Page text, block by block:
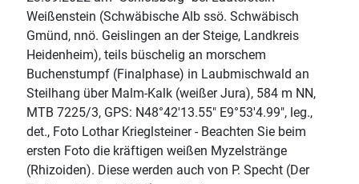
Weißenstein (Schwäbische Alb ssö. Schwäbisch
Gmünd, nnö. Geislingen an der Steige, Landkreis
Heidenheim), teils büschelig an morschem
Buchenstumpf (Finalphase) in Laubmischwald an
Steilhang über Malm-Kalk (weißer Jura), 584 m NN,
MTB 7225/3, GPS: N48°42'13.55" E9°53'4.99", leg.,
det., Foto Lothar Krieglsteiner - Beachten Sie beim
ersten Foto die kräftigen weißen Myzelstränge
(Rhizoiden). Diese werden auch von P. Specht (Der